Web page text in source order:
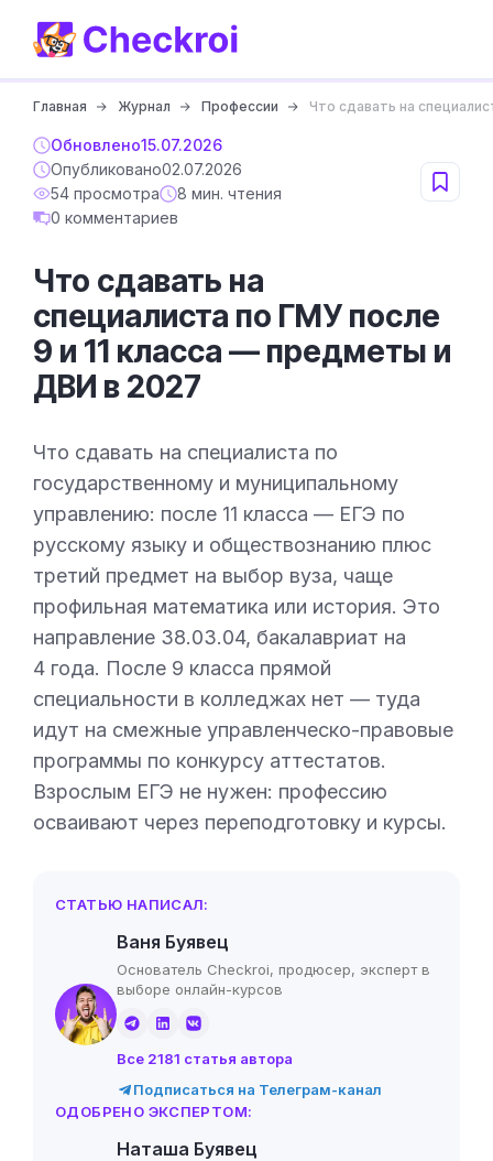
Главная Журнал Профессии Что сдавать на
Обновлено15.07.2026
Опубликовано02.07.2026
54 просмотра
8 мин. чтения
0 комментариев
Что сдавать на
специалиста по ГМУ после
9 и 11 класса — предметы и
ДВИ в 2027
Что сдавать на специалиста по
государственному и муниципальному
управлению: после 11 класса — ЕГЭ по
русскому языку и обществознанию плюс
третий предмет на выбор вуза, чаще
профильная математика или история. Это
направление 38.03.04, бакалавриат на
4 года. После 9 класса прямой
специальности в колледжах нет — туда
идут на смежные управленческо-правовые
программы по конкурсу аттестатов.
Взрослым ЕГЭ не нужен: профессию
осваивают через переподготовку и курсы.
СТАТЬЮ НАПИСАЛ:
Ваня Буявец
Основатель Checkroi, продюсер, эксперт в
выборе онлайн-курсов
Все 2181 статья автора
Подписаться на Телеграм-канал
ОДОБРЕНО ЭКСПЕРТОМ:
Наташа Буявец